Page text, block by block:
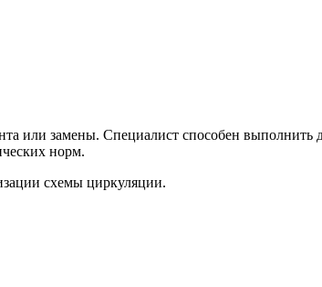
или замены. Специалист способен выполнить
норм.
схемы циркуляции.